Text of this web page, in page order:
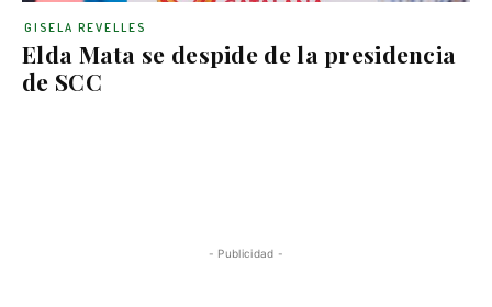
Elda Mata se despide de la presidencia
de SCC
GISELA REVELLES
- Publicidad -